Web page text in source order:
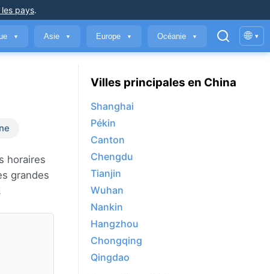
les pays.
▼ Asie ▼ Europe ▼ Océanie ▼ 🌐 ▾
horaires
grandes
Villes principales en China
Shanghai
Pékin
Canton
Chengdu
Tianjin
Wuhan
Nankin
Hangzhou
Chongqing
Qingdao